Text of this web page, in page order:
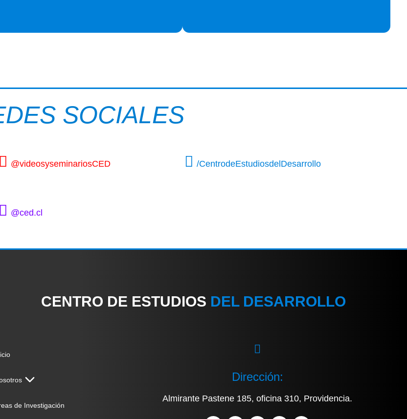
SOCIALES
@videosyseminariosCED /CentrodeEstudiosdelDesarrollo
@ced.cl
CENTRO DE ESTUDIOS DEL DESARROLLO
de Investigación
Dirección:
Almirante Pastene 185, oficina 310, Providencia.